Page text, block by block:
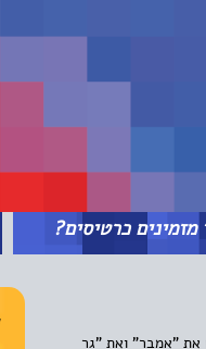
מזמינים כרטיסים?
את "אמבר" ואת "גר